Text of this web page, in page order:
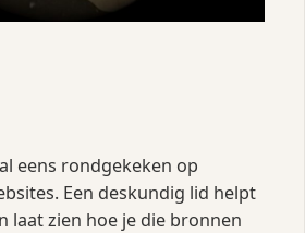
eens rondgekeken op
Een deskundig lid helpt
laat zien hoe je die bronnen